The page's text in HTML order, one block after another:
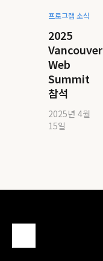
프로그램 소식
2025
Vancouver
Web
Summit
참석
2025년 4월
15일